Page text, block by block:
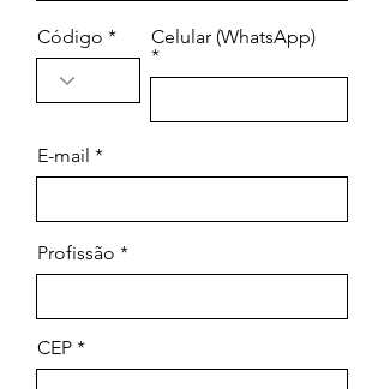
Código Celular (WhatsApp)
E-mail
Profissão
CEP